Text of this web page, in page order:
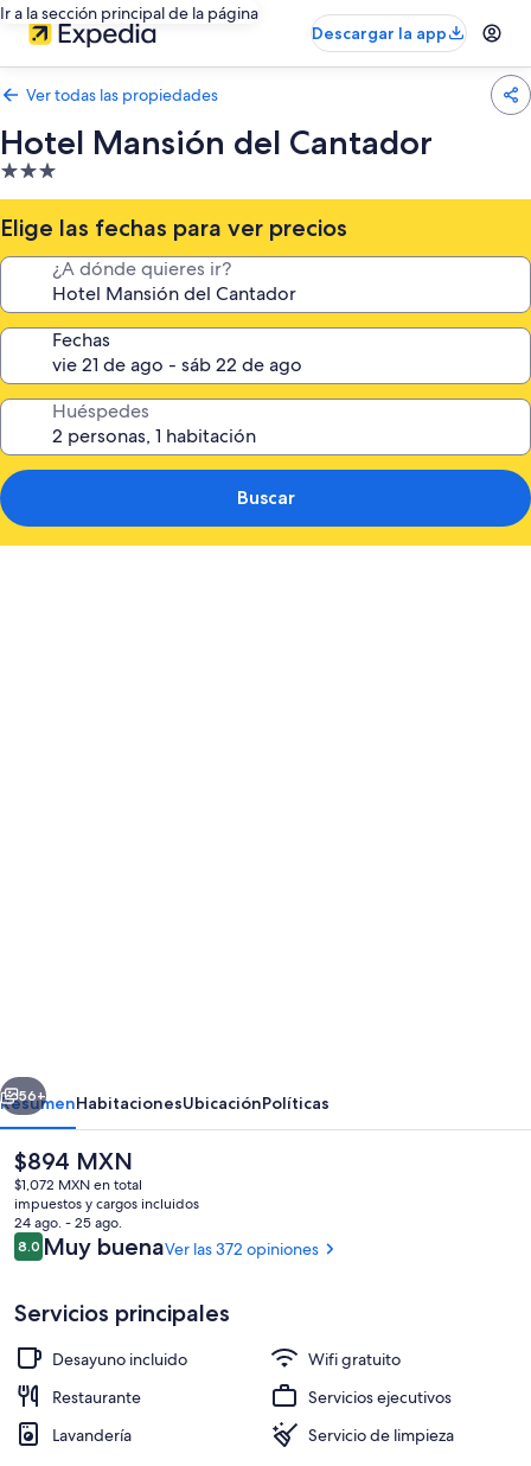
Ir a la sección principal de la página
Descargar la app
Ver todas las propiedades
Hotel Mansión del Cantador
Propiedad
de
3.0
estrellas
Elige las fechas para ver precios
¿A dónde quieres ir?
Fechas
Huéspedes
Buscar
Exterior
Siguiente
56+
ResumenHabitacionesUbicaciónPolíticas
El
precio
actual
es
de
$894 MXN
$894 MXN
$1,072 MXN en total
impuestos y cargos incluidos
24 ago. - 25 ago.
Opiniones
8.08.0 de 10,
Muy buenaVer las 372 opiniones
Servicios principales
Desayuno incluido
Wifi gratuito
Restaurante
Servicios ejecutivos
Lavandería
Servicio de limpieza